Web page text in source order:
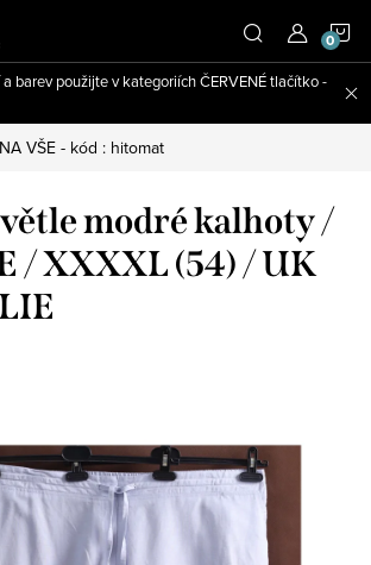
barev použijte v kategoriích ČERVENÉ tlačítko -
VŠE - kód : hitomat
modré kalhoty /
/ XXXXL (54) / UK